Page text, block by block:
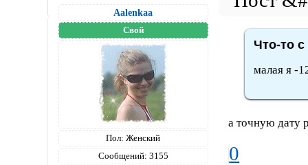
Aalenkaa
Свой
Пол: Женский
Сообщений: 3155
Что-то
малая я -
а точную дату
0